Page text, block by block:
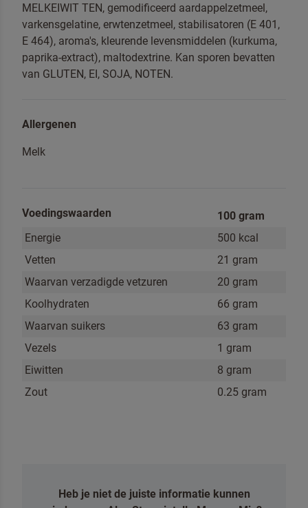
MELKEIWIT TEN, gemodificeerd aardappelzetmeel,
varkensgelatine, erwtenzetmeel, stabilisatoren (E 401,
E 464), aroma's, kleurende levensmiddelen (kurkuma,
paprika-extract), maltodextrine. Kan sporen bevatten
van GLUTEN, EI, SOJA, NOTEN.
Allergenen
Melk
Voedingswaarden
100 gram
Energie
500 kcal
Vetten
21 gram
Waarvan verzadigde vetzuren
20 gram
Koolhydraten
66 gram
Waarvan suikers
63 gram
Vezels
1 gram
Eiwitten
8 gram
Zout
0.25 gram
Heb je niet de juiste informatie kunnen
Ik ben een professional